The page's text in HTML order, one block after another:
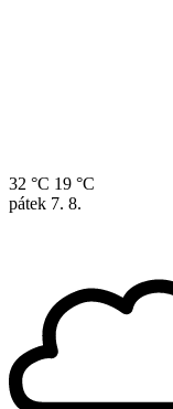
32 °C 19 °C
pátek 7. 8.